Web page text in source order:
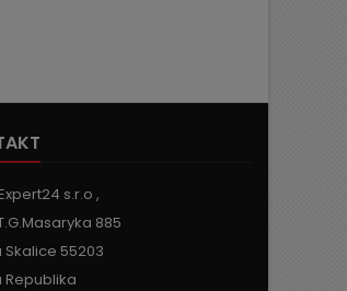
s.r.o ,
885
Skalice 55203
Republika